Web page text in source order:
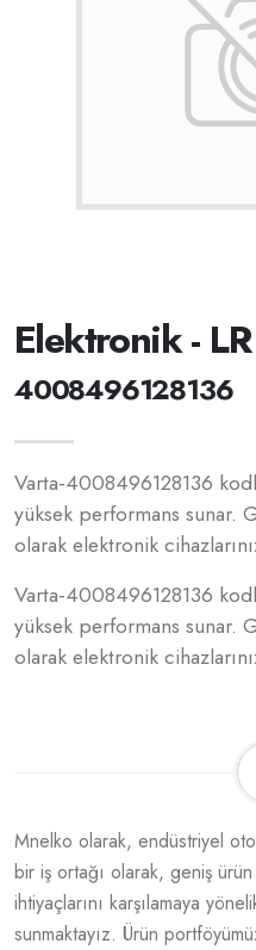
Elektronik -
4008496128136
Varta-4008496128136
yüksek performans sunar.
olarak elektronik
Varta-4008496128136
yüksek performans sunar.
olarak elektronik
Mnelko olarak, endüstriyel
bir iş ortağı olarak, geniş
ihtiyaçlarını karşılamaya
sunmaktayız. Ürün